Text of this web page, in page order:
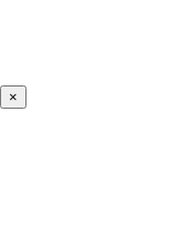
×